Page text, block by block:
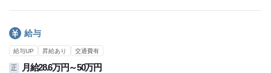
給与
給与UP 昇給あり 交通費有
正
月給28.6万円～50万円